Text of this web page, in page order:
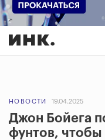
НОВОСТИ 19.04.2025
Джон Бойега
фунтов, чтобы